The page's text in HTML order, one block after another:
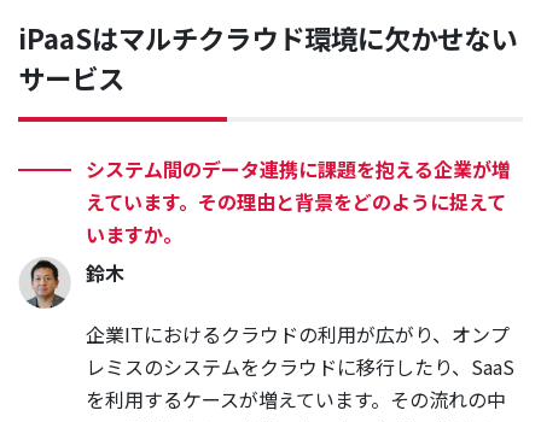
iPaaSはマルチクラウド環境に欠かせない
サービス
システム間のデータ連携に課題を抱える企業が増
えています。その理由と背景をどのように捉えて
いますか。
鈴木
企業ITにおけるクラウドの利用が広がり、オンプ
レミスのシステムをクラウドに移行したり、SaaS
を利用するケースが増えています。その流れの中